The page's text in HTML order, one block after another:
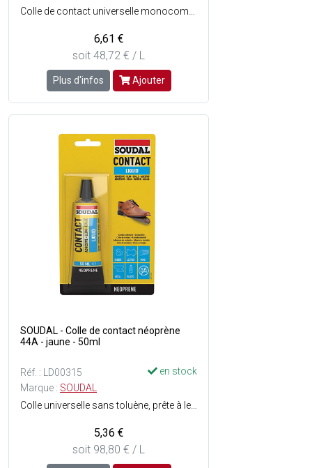
6,61 €
soit 48,72 € / L
Plus d'infos Ajouter
SOUDAL - Colle de contact néoprène
44A - jaune - 50ml
Réf. : LD00315
en stock
Marque : SOUDAL
5,36 €
soit 98,80 € / L